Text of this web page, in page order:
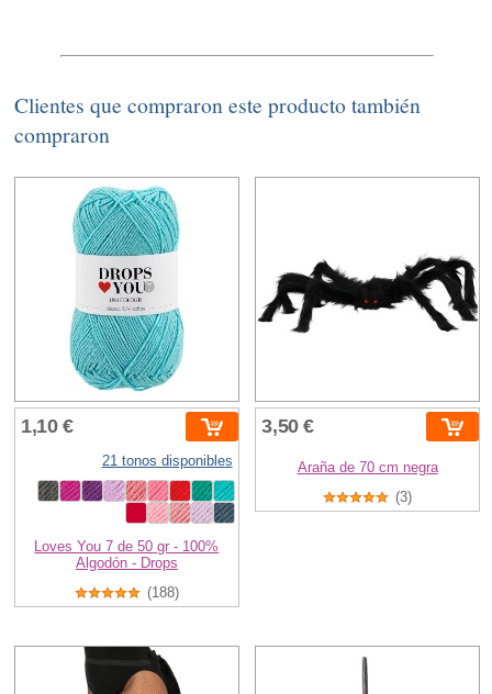
Clientes que compraron este producto también
compraron
1,10 €
21 tonos disponibles
Loves You 7 de 50 gr - 100%
Algodón - Drops
(188)
3,50 €
Araña de 70 cm negra
(3)